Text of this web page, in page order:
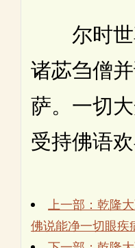
尔时世
诸苾刍僧
萨。一切大
受持佛语欢
上一部：乾隆
佛说能净一切眼疾